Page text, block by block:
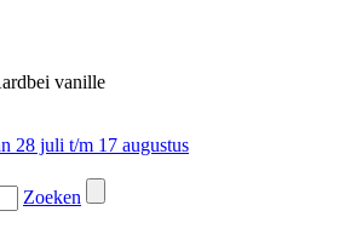
vanille
28 juli t/m 17 augustus
Zoeken